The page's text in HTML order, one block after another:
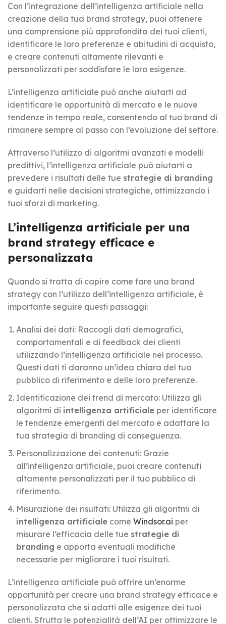
Con l’integrazione dell’intelligenza artificiale nella
creazione della tua brand strategy, puoi ottenere
una comprensione più approfondita dei tuoi clienti,
identificare le loro preferenze e abitudini di acquisto,
e creare contenuti altamente rilevanti e
personalizzati per soddisfare le loro esigenze.
L’intelligenza artificiale può anche aiutarti ad
identificare le opportunità di mercato e le nuove
tendenze in tempo reale, consentendo al tuo brand di
rimanere sempre al passo con l’evoluzione del settore.
Attraverso l’utilizzo di algoritmi avanzati e modelli
predittivi, l’intelligenza artificiale può aiutarti a
prevedere i risultati delle tue strategie di branding
e guidarti nelle decisioni strategiche, ottimizzando i
tuoi sforzi di marketing.
L’intelligenza artificiale per una
brand strategy efficace e
personalizzata
Quando si tratta di capire come fare una brand
strategy con l’utilizzo dell’intelligenza artificiale, è
importante seguire questi passaggi:
Analisi dei dati: Raccogli dati demografici,
comportamentali e di feedback dei clienti
utilizzando l’intelligenza artificiale nel processo.
Questi dati ti daranno un’idea chiara del tuo
pubblico di riferimento e delle loro preferenze.
Identificazione dei trend di mercato: Utilizza gli
algoritmi di intelligenza artificiale per identificare
le tendenze emergenti del mercato e adattare la
tua strategia di branding di conseguenza.
Personalizzazione dei contenuti: Grazie
all’intelligenza artificiale, puoi creare contenuti
altamente personalizzati per il tuo pubblico di
riferimento.
Misurazione dei risultati: Utilizza gli algoritmi di
intelligenza artificiale come Windsor.ai per
misurare l’efficacia delle tue strategie di
branding e apporta eventuali modifiche
necessarie per migliorare i tuoi risultati.
L’intelligenza artificiale può offrire un’enorme
opportunità per creare una brand strategy efficace e
personalizzata che si adatti alle esigenze dei tuoi
clienti. Sfrutta le potenzialità dell’AI per ottimizzare le